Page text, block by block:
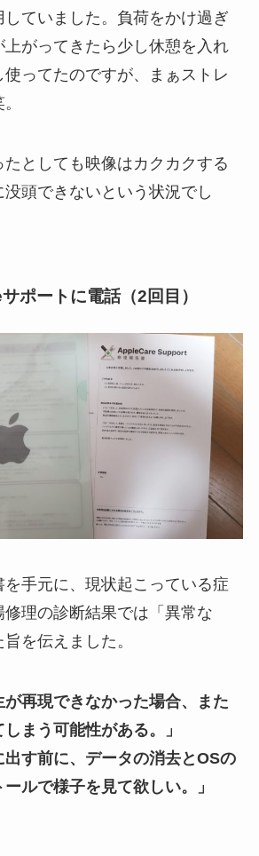
していました。負荷をかけ過ぎ
上がってきたら少し休憩を入れ
ってたのですが、まぁストレ
としても映像はカクカクする
没頭できないという状況でし
ポートに電話（2回目）
手元に、現状起こっている症
理の診断結果では「異常な
を伝えました。
が再現できなかった場合、また
まう可能性がある。」
出す前に、データの消去とOSの
ルで様子を見て欲しい。」